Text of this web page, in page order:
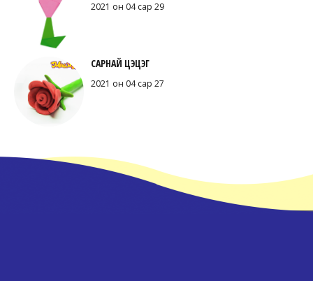
2021 он 04 сар 29
САРНАЙ ЦЭЦЭГ
2021 он 04 сар 27